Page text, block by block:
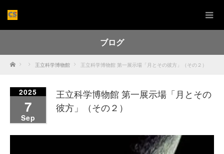
ブログ
Home 王立科学博物館 王立科学博物館 第一展示場「月とその彼方」（その２）
2025
7
Sep
王立科学博物館 第一展示場「月とその
彼方」（その２）